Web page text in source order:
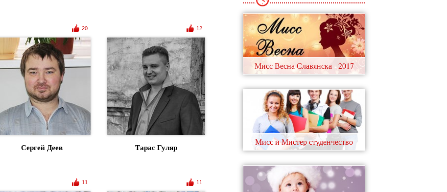
20
Сергей Деев
12
Тарас Гуляр
11 11
Мисс Весна Славянска - 2017
Мисс и Мистер студенчество